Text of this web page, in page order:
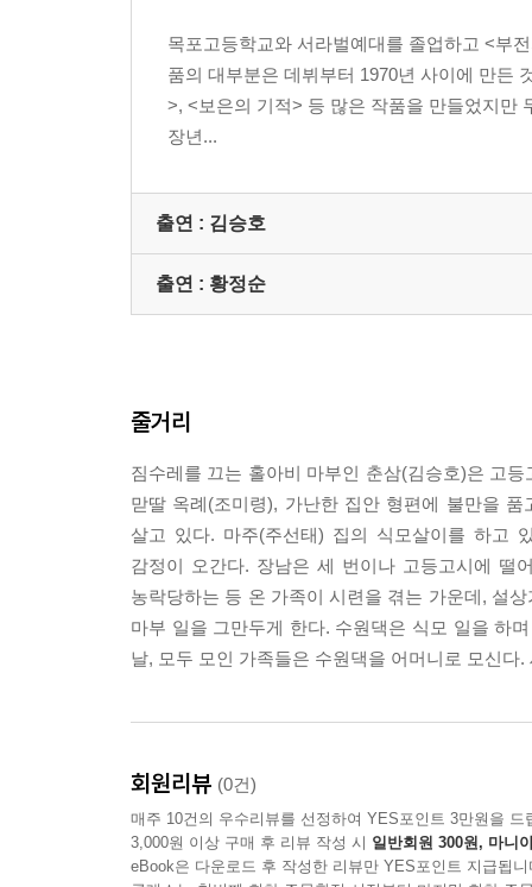
목포고등학교와 서라벌예대를 졸업하고 <부
품의 대부분은 데뷔부터 1970년 사이에 만든
>, <보은의 기적> 등 많은 작품을 만들었지만
장년...
출연 : 김승호
출연 : 황정순
줄거리
짐수레를 끄는 홀아비 마부인 춘삼(김승호)은 고
맏딸 옥례(조미령), 가난한 집안 형편에 불만을
살고 있다. 마주(주선태) 집의 식모살이를 하고
감정이 오간다. 장남은 세 번이나 고등고시에 떨
농락당하는 등 온 가족이 시련을 겪는 가운데, 설
마부 일을 그만두게 한다. 수원댁은 식모 일을 하
날, 모두 모인 가족들은 수원댁을 어머니로 모신
회원리뷰 (0건)
매주 10건의 우수리뷰를 선정하여 YES포인트 3만원을 드
3,000원 이상 구매 후 리뷰 작성 시 일반회원 300원, 마니
eBook은 다운로드 후 작성한 리뷰만 YES포인트 지급됩니